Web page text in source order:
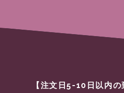
【注文日5-10日以内